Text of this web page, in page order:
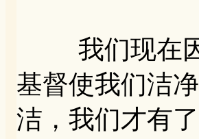
我们现在因
基督使我们洁
洁，我们才有